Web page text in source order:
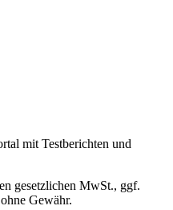
mit Testberichten und
gesetzlichen MwSt., ggf.
Gewähr.